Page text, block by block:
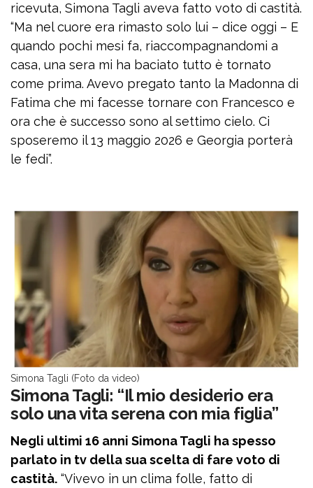
ricevuta, Simona Tagli aveva fatto voto di castità.
“Ma nel cuore era rimasto solo lui – dice oggi – E
quando pochi mesi fa, riaccompagnandomi a
casa, una sera mi ha baciato tutto è tornato
come prima. Avevo pregato tanto la Madonna di
Fatima che mi facesse tornare con Francesco e
ora che è successo sono al settimo cielo. Ci
sposeremo il 13 maggio 2026 e Georgia porterà
le fedi”.
Simona Tagli (Foto da video)
Simona Tagli: “Il mio desiderio era
solo una vita serena con mia figlia”
Negli ultimi 16 anni Simona Tagli ha spesso
parlato in tv della sua scelta di fare voto di
castità. “Vivevo in un clima folle, fatto di